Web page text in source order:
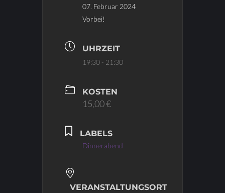
07. Februar 2024
Vorbei!
UHRZEIT
19:30 - 21:30
KOSTEN
15,00 €
LABELS
Dinnerabend
VERANSTALTUNGSORT